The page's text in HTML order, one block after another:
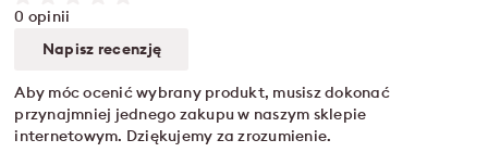
0 opinii
Napisz recenzję
Aby móc ocenić wybrany produkt, musisz dokonać
przynajmniej jednego zakupu w naszym sklepie
internetowym. Dziękujemy za zrozumienie.